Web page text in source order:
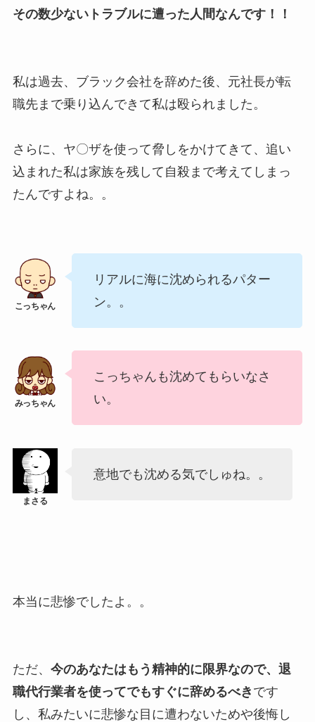
その数少ないトラブルに遭った人間なんです！！
私は過去、ブラック会社を辞めた後、元社長が転
職先まで乗り込んできて私は殴られました。
さらに、ヤ〇ザを使って脅しをかけてきて、追い
込まれた私は家族を残して自殺まで考えてしまっ
たんですよね。。
リアルに海に沈められるパター
ン。。
こっちゃんも沈めてもらいなさ
い。
意地でも沈める気でしゅね。。
本当に悲惨でしたよ。。
ただ、 今のあなたはもう精神的に限界なので、退
職代行業者を使ってでもすぐに辞めるべき です
し、私みたいに悲惨な目に遭わないためや後悔し